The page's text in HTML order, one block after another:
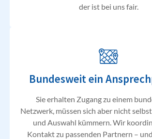
der ist bei uns fair.
Bundesweit ein
Sie erhalten Zugang zu einem
Netzwerk, müssen sich aber nicht
und Auswahl kümmern. Wir
Kontakt zu passenden Partnern –